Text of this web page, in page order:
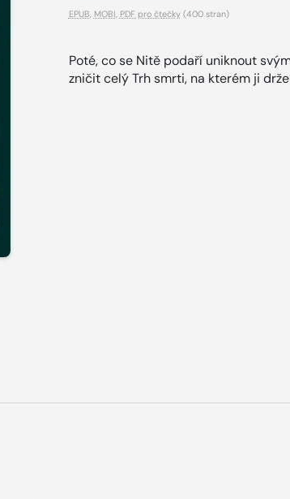
EPUB MOBI PDF pro čtečky(400 stran)
Poté, co se Nitě podaří uniknout
zničit celý Trh smrti, na kterém ji